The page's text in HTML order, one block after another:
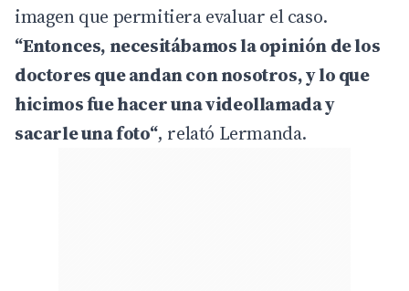
imagen que permitiera evaluar el caso.
“Entonces, necesitábamos la opinión de los
doctores que andan con nosotros, y lo que
hicimos fue hacer una videollamada y
sacarle una foto“, relató Lermanda.